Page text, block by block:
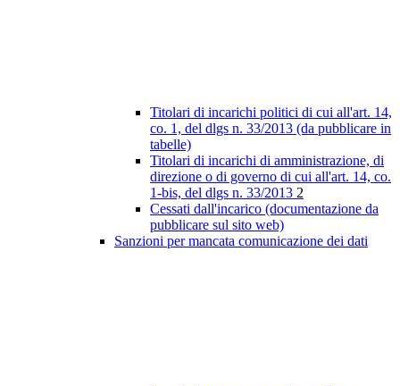
Titolari di incarichi politici di cui all'art. 14,
co. 1, del dlgs n. 33/2013 (da pubblicare in
tabelle)
Titolari di incarichi di amministrazione, di
direzione o di governo di cui all'art. 14, co.
1-bis, del dlgs n. 33/2013 2
Cessati dall'incarico (documentazione da
pubblicare sul sito web)
Sanzioni per mancata comunicazione dei dati